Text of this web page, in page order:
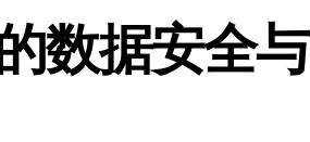
数据安全与